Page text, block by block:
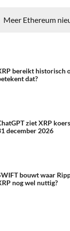
Meer Ethereum
bereikt historisch
dat?
ziet XRP
december 2026
bouwt waar
nog wel nuttig?